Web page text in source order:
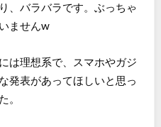
、バラバラです。ぶっちゃ
ませんw
は理想系で、スマホやガジ
発表があってほしいと思っ
。